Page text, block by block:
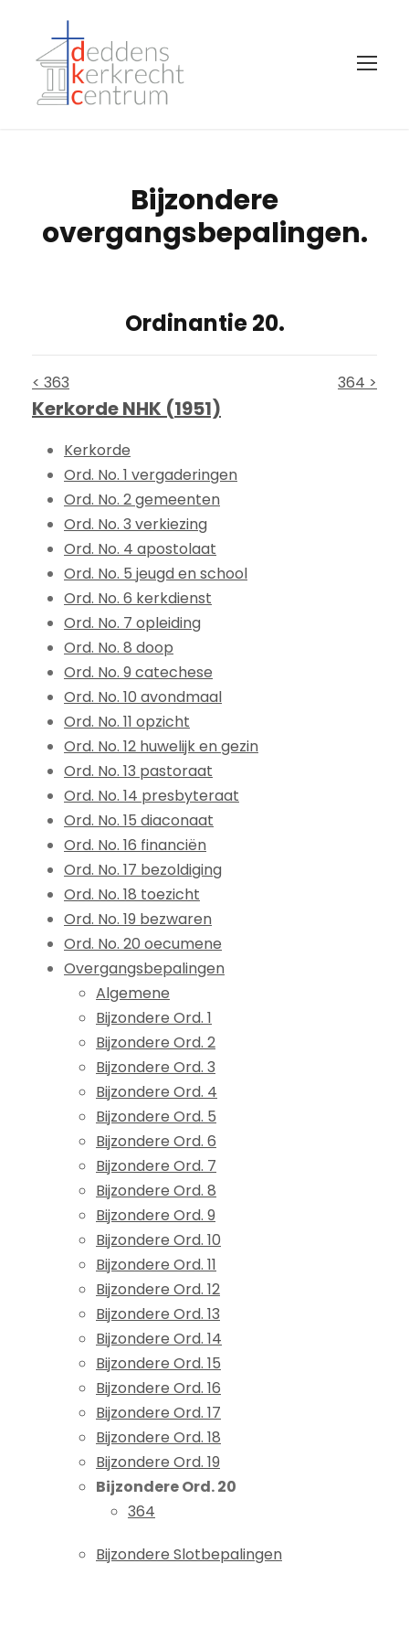
Bijzondere
overgangsbepalingen.
Ordinantie 20.
< 363 364 >
Kerkorde NHK (1951)
Kerkorde
Ord. No. 1 vergaderingen
Ord. No. 2 gemeenten
Ord. No. 3 verkiezing
Ord. No. 4 apostolaat
Ord. No. 5 jeugd en school
Ord. No. 6 kerkdienst
Ord. No. 7 opleiding
Ord. No. 8 doop
Ord. No. 9 catechese
Ord. No. 10 avondmaal
Ord. No. 11 opzicht
Ord. No. 12 huwelijk en gezin
Ord. No. 13 pastoraat
Ord. No. 14 presbyteraat
Ord. No. 15 diaconaat
Ord. No. 16 financiën
Ord. No. 17 bezoldiging
Ord. No. 18 toezicht
Ord. No. 19 bezwaren
Ord. No. 20 oecumene
Overgangsbepalingen
Algemene
Bijzondere Ord. 1
Bijzondere Ord. 2
Bijzondere Ord. 3
Bijzondere Ord. 4
Bijzondere Ord. 5
Bijzondere Ord. 6
Bijzondere Ord. 7
Bijzondere Ord. 8
Bijzondere Ord. 9
Bijzondere Ord. 10
Bijzondere Ord. 11
Bijzondere Ord. 12
Bijzondere Ord. 13
Bijzondere Ord. 14
Bijzondere Ord. 15
Bijzondere Ord. 16
Bijzondere Ord. 17
Bijzondere Ord. 18
Bijzondere Ord. 19
Bijzondere Ord. 20
364
Bijzondere Slotbepalingen